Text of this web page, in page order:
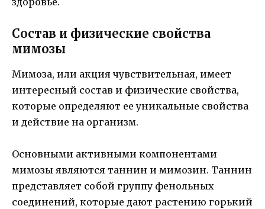
Состав и физические свойства
мимозы
Мимоза, или акция чувствительная, имеет
интересный состав и физические свойства,
которые определяют ее уникальные свойства
и действие на организм.
Основными активными компонентами
мимозы являются таннин и мимозин. Таннин
представляет собой группу фенольных
соединений, которые дают растению горький